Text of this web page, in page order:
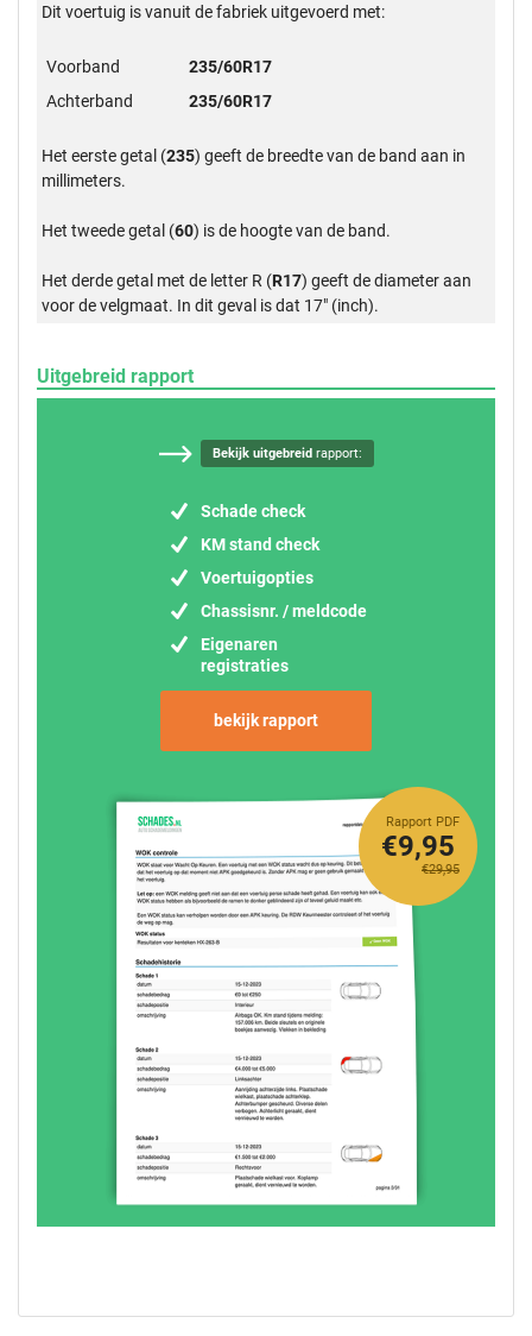
Dit voertuig is vanuit de fabriek uitgevoerd met:
Voorband
235/60R17
Achterband
235/60R17
Het eerste getal (235) geeft de breedte van de band aan in
millimeters.
Het tweede getal (60) is de hoogte van de band.
Het derde getal met de letter R (R17) geeft de diameter aan
voor de velgmaat. In dit geval is dat 17" (inch).
Uitgebreid rapport
Bekijk uitgebreid rapport:
Schade check
KM stand check
Voertuigopties
Chassisnr. / meldcode
Eigenaren
registraties
bekijk rapport
Rapport PDF
€29,95
€9,95